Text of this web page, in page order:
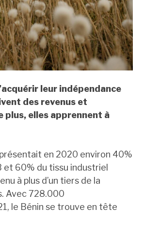
leur indépendance
des revenus et
plus, elles apprennent à
en 2020 environ 40%
et 60% du tissu industriel
à plus d’un tiers de la
Avec 728.000
le Bénin se trouve en tête